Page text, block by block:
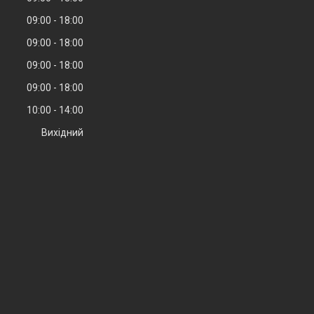
09:00
18:00
09:00
18:00
09:00
18:00
09:00
18:00
10:00
14:00
Вихідний